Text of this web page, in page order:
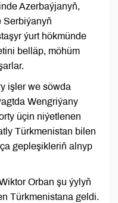
Azerbaýjanyň,
Serbiýanyň
ýurt hökmünde
belläp, möhüm
işler we söwda
Wengriýany
üçin niýetlenen
Türkmenistan bilen
gepleşikleriň alnyp
Orban şu ýylyň
Türkmenistana geldi.